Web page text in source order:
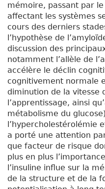
mémoire, passant par
affectant les systèmes
cours des derniers
l’hypothèse de
discussion des
notamment l’allèle de
accélère le déclin
cognitivement normale
diminution de la vitesse
l’apprentissage, ainsi
métabolisme du
l’hypercholestérolémie
a porté une attention
que facteur de risque
plus en plus
l’insuline influe sur la
de la structure et de la